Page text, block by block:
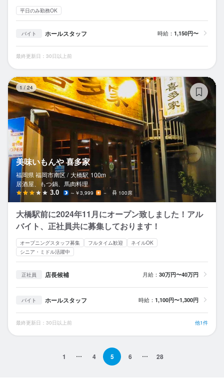
平日のみ勤務OK
バイト ホールスタッフ 時給： 1,150円〜
最終更新日：30日以上前
1 /24
美味いもんや 喜多家
福岡県 福岡市南区 / 大橋駅 100m
居酒屋、もつ鍋、馬肉料理
3.0 ～￥3,999 － 100席
大橋駅前に2024年11月にオープン致しました！アル
バイト、正社員共に募集しております！
オープニングスタッフ募集 フルタイム歓迎
ネイルOK
シニア・ミドル活躍中
正社員 店長候補 月給： 30万円〜40万円
バイト ホールスタッフ 時給： 1,100円〜1,300円
最終更新日：30日以上前 他1件
1 4 5 6 28